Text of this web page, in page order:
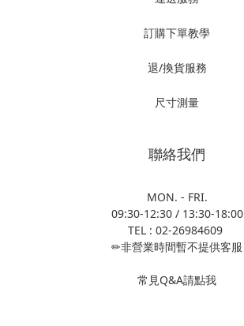
訂購下單教學
退/換貨服務
尺寸測量
聯絡我們
MON. - FRI.
09:30-12:30 / 13:30-18:00
TEL : 02-26984609
✏非營業時間暫不提供客服
常見Q&A請點我